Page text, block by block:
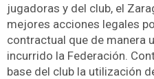
jugadoras y del club, el
mejores acciones legales
contractual que de manera
incurrido la Federación.
base del club la utilización